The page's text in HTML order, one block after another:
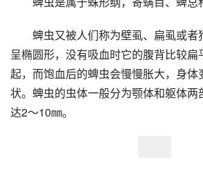
蜱虫又被人们称为壁虱、扁虱或
呈椭圆形，没有吸血时它的腹背比较
起，而饱血后的蜱虫会慢慢胀大，身
状。蜱虫的虫体一般分为颚体和躯体
达2～10㎜。